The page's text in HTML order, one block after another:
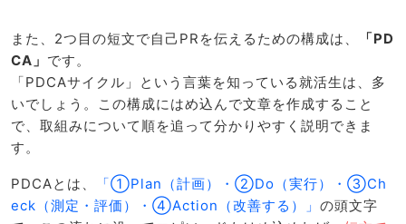
また、2つ目の短文で自己PRを伝えるための構成は、
「PD
CA」 です。
「PDCAサイクル」という言葉を知っている就活生は、多
いでしょう。この構成にはめ込んで文章を作成すること
で、取組みについて順を追って分かりやすく説明できま
す。
PDCAとは、
「①Plan（計画）・②Do（実行）・③Ch
eck（測定・評価）・④Action（改善する）」 の頭文字